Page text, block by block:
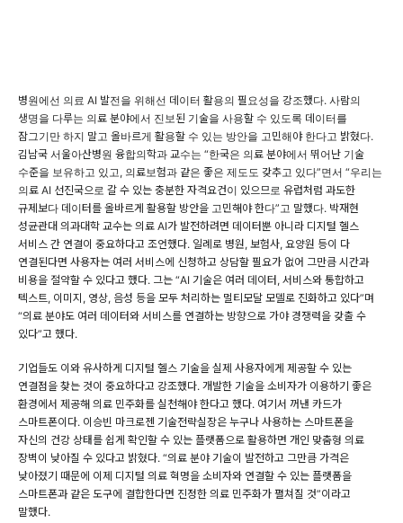
병원에선 의료 AI 발전을 위해선 데이터 활용의 필요성을 강조했다. 사람의
생명을 다루는 의료 분야에서 진보된 기술을 사용할 수 있도록 데이터를
잠그기만 하지 말고 올바르게 활용할 수 있는 방안을 고민해야 한다고 밝혔다.
김남국 서울아산병원 융합의학과 교수는 “한국은 의료 분야에서 뛰어난 기술
수준을 보유하고 있고, 의료보험과 같은 좋은 제도도 갖추고 있다”면서 “우리는
의료 AI 선진국으로 갈 수 있는 충분한 자격요건이 있으므로 유럽처럼 과도한
규제보다 데이터를 올바르게 활용할 방안을 고민해야 한다”고 말했다. 박재현
성균관대 의과대학 교수는 의료 AI가 발전하려면 데이터뿐 아니라 디지털 헬스
서비스 간 연결이 중요하다고 조언했다. 일례로 병원, 보험사, 요양원 등이 다
연결된다면 사용자는 여러 서비스에 신청하고 상담할 필요가 없어 그만큼 시간과
비용을 절약할 수 있다고 했다. 그는 “AI 기술은 여러 데이터, 서비스와 통합하고
텍스트, 이미지, 영상, 음성 등을 모두 처리하는 멀티모달 모델로 진화하고 있다”며
“의료 분야도 여러 데이터와 서비스를 연결하는 방향으로 가야 경쟁력을 갖출 수
있다”고 했다.
기업들도 이와 유사하게 디지털 헬스 기술을 실제 사용자에게 제공할 수 있는
연결점을 찾는 것이 중요하다고 강조했다. 개발한 기술을 소비자가 이용하기 좋은
환경에서 제공해 의료 민주화를 실천해야 한다고 했다. 여기서 꺼낸 카드가
스마트폰이다. 이승빈 마크로젠 기술전략실장은 누구나 사용하는 스마트폰을
자신의 건강 상태를 쉽게 확인할 수 있는 플랫폼으로 활용하면 개인 맞춤형 의료
장벽이 낮아질 수 있다고 밝혔다. “의료 분야 기술이 발전하고 그만큼 가격은
낮아졌기 때문에 이제 디지털 의료 혁명을 소비자와 연결할 수 있는 플랫폼을
스마트폰과 같은 도구에 결합한다면 진정한 의료 민주화가 펼쳐질 것”이라고
말했다.